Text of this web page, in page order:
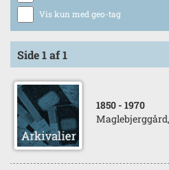
Vis kun med geo-tag
Side 1 af 1
1850 - 1970